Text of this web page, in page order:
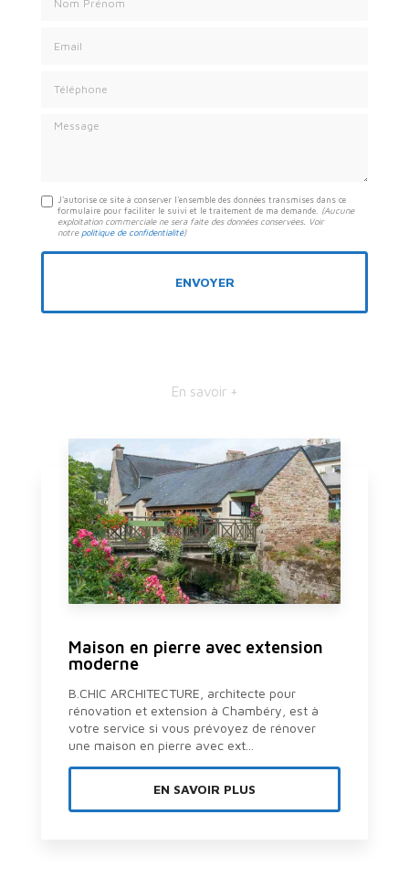
Message
J'autorise ce site à conserver l'ensemble des données transmises dans ce
formulaire pour faciliter le suivi et le traitement de ma demande. (Aucune
exploitation commerciale ne sera faite des données conservées. Voir
notre politique de confidentialité)
En savoir +
Maison en pierre avec extension
moderne
B.CHIC ARCHITECTURE, architecte pour
rénovation et extension à Chambéry, est à
votre service si vous prévoyez de rénover
une maison en pierre avec ext...
EN SAVOIR PLUS